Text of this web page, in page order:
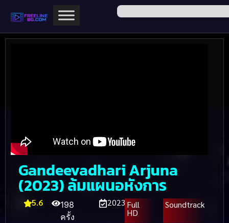
Gandeevadhari Arjuna
(2023) ล้มแผนอหังการ
5.6
198
ครั้ง
2023 Full
HD
Soundtrack